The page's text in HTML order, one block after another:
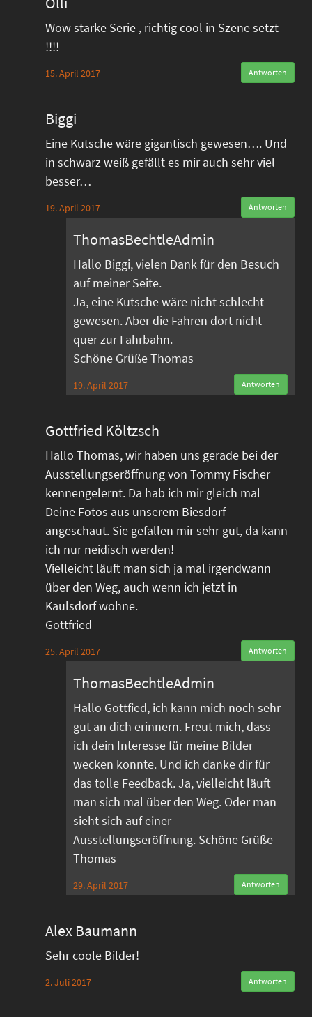
Wow starke Serie , richtig cool in Szene setzt
!!!!
15. April 2017 Antworten
Biggi
Eine Kutsche wäre gigantisch gewesen…. Und
in schwarz weiß gefällt es mir auch sehr viel
besser…
19. April 2017 Antworten
ThomasBechtleAdmin
Hallo Biggi, vielen Dank für den Besuch
auf meiner Seite.
Ja, eine Kutsche wäre nicht schlecht
gewesen. Aber die Fahren dort nicht
quer zur Fahrbahn.
Schöne Grüße Thomas
19. April 2017 Antworten
Gottfried Költzsch
Hallo Thomas, wir haben uns gerade bei der
Ausstellungseröffnung von Tommy Fischer
kennengelernt. Da hab ich mir gleich mal
Deine Fotos aus unserem Biesdorf
angeschaut. Sie gefallen mir sehr gut, da kann
ich nur neidisch werden!
Vielleicht läuft man sich ja mal irgendwann
über den Weg, auch wenn ich jetzt in
Kaulsdorf wohne.
Gottfried
25. April 2017 Antworten
ThomasBechtleAdmin
Hallo Gottfied, ich kann mich noch sehr
gut an dich erinnern. Freut mich, dass
ich dein Interesse für meine Bilder
wecken konnte. Und ich danke dir für
das tolle Feedback. Ja, vielleicht läuft
man sich mal über den Weg. Oder man
sieht sich auf einer
Ausstellungseröffnung. Schöne Grüße
Thomas
29. April 2017 Antworten
Alex Baumann
Sehr coole Bilder!
2. Juli 2017 Antworten